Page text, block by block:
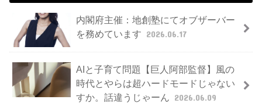
内閣府主催：地創塾にてオブザーバー
を務めています 2026.06.17
AIと子育て問題【巨人阿部監督】風の
時代とやらは超ハードモードじゃない
すか。話違うじゃーん 2026.06.09